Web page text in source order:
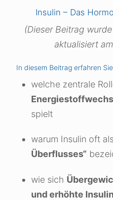
Insulin – Das
(Dieser Beitrag
aktualisiert
In diesem Beitrag erfahren
welche zentrale
spielt
warum Insulin oft
Überflusses“
wie sich
und erhöhte